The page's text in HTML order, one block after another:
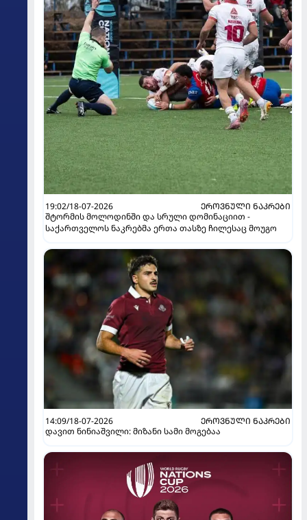
19:02/18-07-2026
ᲔᲠᲝᲕᲜᲣᲚᲘ ᲜᲐᲙᲠᲔᲑᲘ
შტორმის მოლოდინში და სრული დომინაციით -
საქართველოს ნაკრებმა ერთა თასზე ჩილესაც მოუგო
14:09/18-07-2026
ᲔᲠᲝᲕᲜᲣᲚᲘ ᲜᲐᲙᲠᲔᲑᲘ
დავით ნინიაშვილი: მიზანი სამი მოგებაა